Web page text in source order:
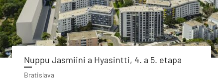
Nuppu Jasmiini a Hyasintti, 4. a 5. etapa
Bratislava